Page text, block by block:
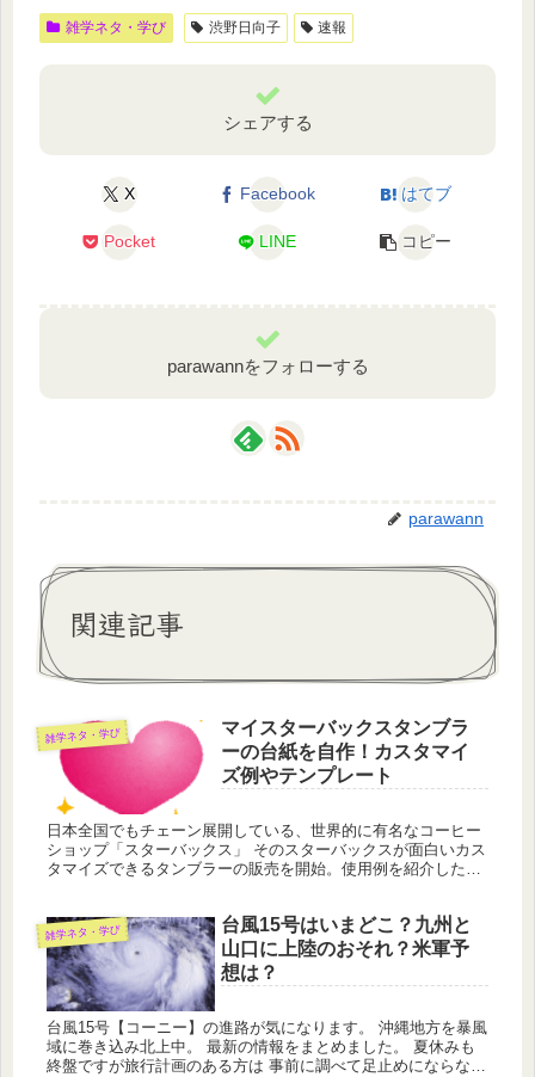
雑学ネタ・学び 渋野日向子 速報
シェアする
X Facebook はてブ
Pocket LINE コピー
parawannをフォローする
parawann
関連記事
雑学ネタ・学び
マイスターバックスタンブラ
ーの台紙を自作！カスタマイ
ズ例やテンプレート
日本全国でもチェーン展開している、世界的に有名なコーヒー
ショップ「スターバックス」 そのスターバックスが面白いカス
タマイズできるタンブラーの販売を開始。使用例を紹介したい
雑学ネタ・学び
台風15号はいまどこ？九州と
山口に上陸のおそれ？米軍予
想は？
台風15号【コーニー】の進路が気になります。 沖縄地方を暴風
域に巻き込み北上中。 最新の情報をまとめました。 夏休みも
終盤ですが旅行計画のある方は 事前に調べて足止めにならない